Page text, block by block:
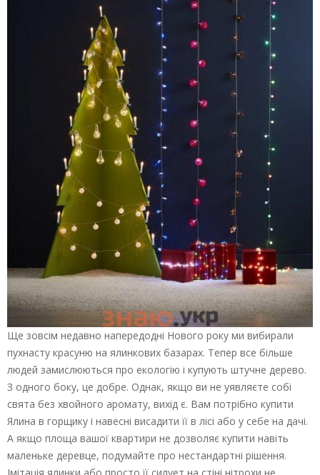
Ще зовсім недавно напередодні Нового року ми вибирали
пухнасту красуню на ялинкових базарах. Тепер все більше
людей замислюються про екологію і купують штучне дерево.
З одного боку, це добре. Однак, якщо ви не уявляєте собі
свята без хвойного аромату, вихід є. Вам потрібно купити
Ялина в горщику і навесні висадити її в лісі або у себе на дачі.
А якщо площа вашої квартири не дозволяє купити навіть
маленьке деревце, подумайте про нестандартні рішення.
Імітація ялинки або просто її силует на стіні нітрохи не